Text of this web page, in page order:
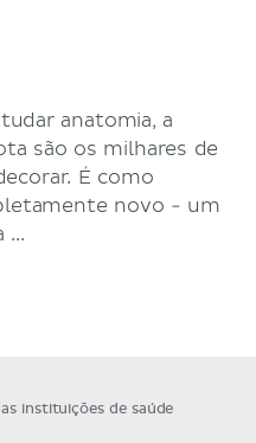
anatomia, a
são os milhares de
É como
novo - um
...
instituições de saúde